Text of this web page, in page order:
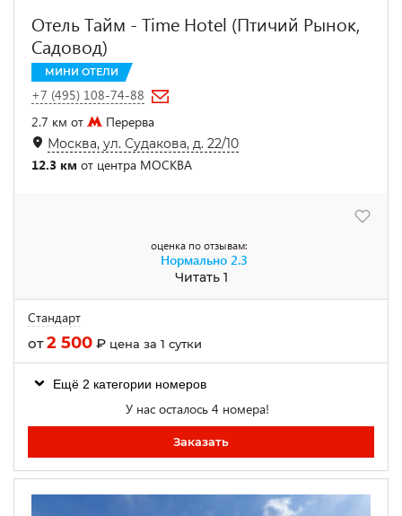
Отель Тайм - Time Hotel (Птичий Рынок,
Садовод)
МИНИ ОТЕЛИ
+7 (495) 108-74-88
2.7 км от
Перерва
Москва, ул. Судакова, д. 22/10
12.3 км от центра МОСКВА
оценка по отзывам:
Нормально 2.3
Читать 1
Стандарт
от2 500 ₽ цена за 1 сутки
Ещё 2 категории номеров
У нас осталось 4 номера!
Заказать